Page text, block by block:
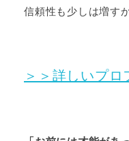
信頼性も少しは増すか
＞＞詳しいプロ